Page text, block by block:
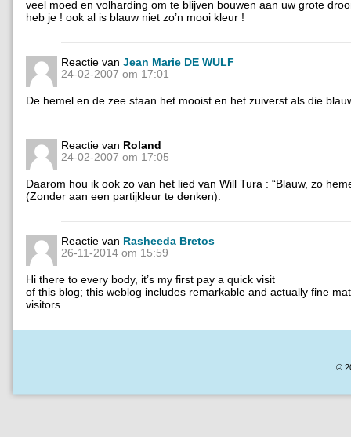
veel moed en volharding om te blijven bouwen aan uw grote
heb je ! ook al is blauw niet zo’n mooi kleur !
Reactie van Jean Marie DE WULF
24-02-2007 om 17:01
De hemel en de zee staan het mooist en het zuiverst als die
Reactie van Roland
24-02-2007 om 17:05
Daarom hou ik ook zo van het lied van Will Tura : “Blauw, zo
(Zonder aan een partijkleur te denken).
Reactie van Rasheeda Bretos
26-11-2014 om 15:59
Hi there to every body, it’s my first pay a quick visit
of this blog; this weblog includes remarkable and actually fine
visitors.
©